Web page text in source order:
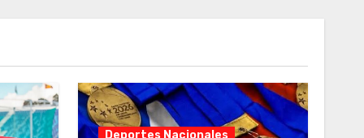
Deportes Nacionales